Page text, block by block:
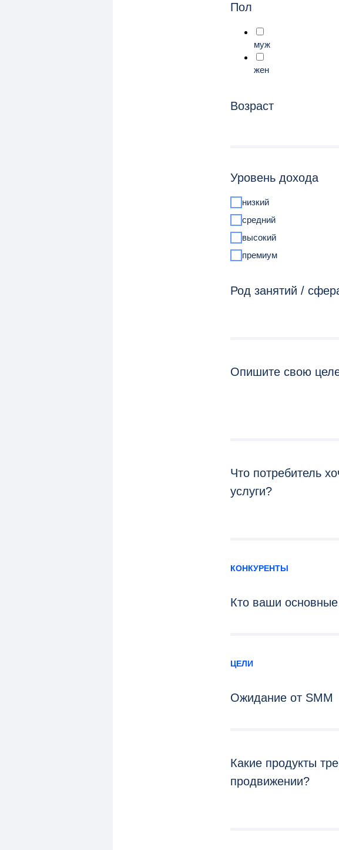
Пол
муж
жен
Возраст
Уровень дохода
низкий
средний
высокий
премиум
Род занятий /
Опишите свою
Что потребитель
услуги?
КОНКУРЕНТЫ
Кто ваши
ЦЕЛИ
Ожидание от SMM
Какие продукты
продвижении?